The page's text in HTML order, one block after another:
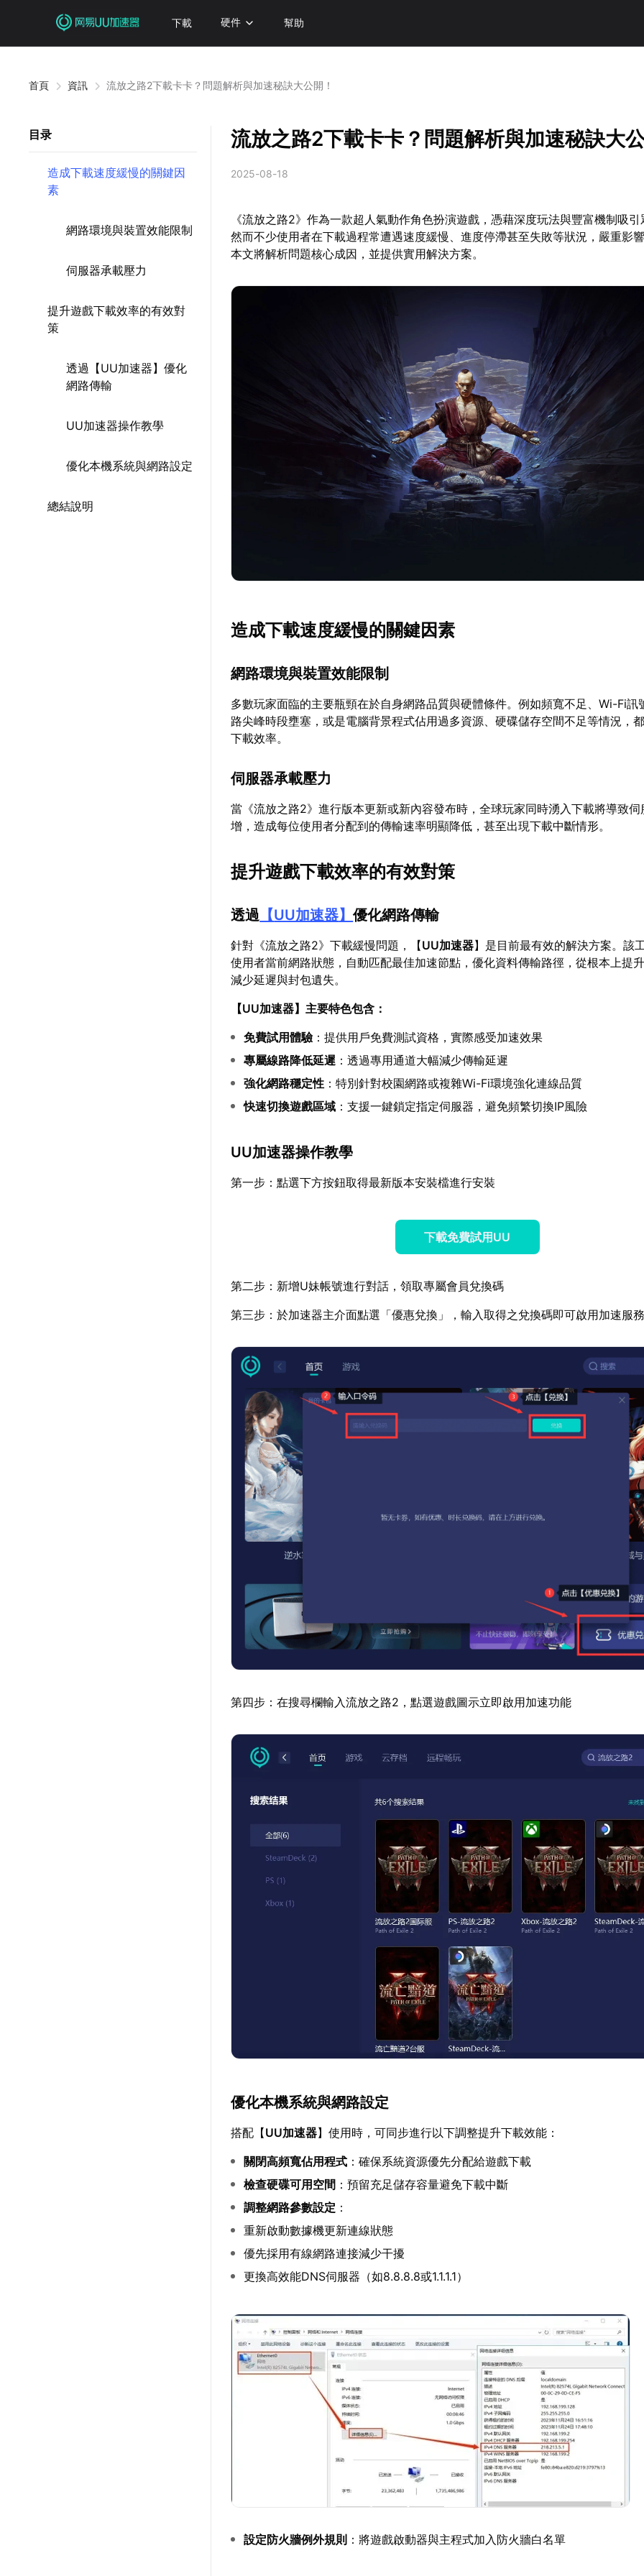
下載 硬件 幫助
首頁 資訊 流放之路2下載卡卡？問題解析與加速秘訣大公開！
目录
造成下載速度緩慢的關鍵因
素
網路環境與裝置效能限制
伺服器承載壓力
提升遊戲下載效率的有效對
策
透過【UU加速器】優化
網路傳輸
UU加速器操作教學
優化本機系統與網路設定
總結說明
流放之路2下載卡卡？問題解析與加速秘訣大
2025-08-18
《流放之路2》作為一款超人氣動作角色扮演遊戲，憑藉深度玩法與豐富機制吸
然而不少使用者在下載過程常遭遇速度緩慢、進度停滯甚至失敗等狀況，嚴重影
本文將解析問題核心成因，並提供實用解決方案。
造成下載速度緩慢的關鍵因素
網路環境與裝置效能限制
多數玩家面臨的主要瓶頸在於自身網路品質與硬體條件。例如頻寬不足、Wi-Fi訊
路尖峰時段壅塞，或是電腦背景程式佔用過多資源、硬碟儲存空間不足等情況，
下載效率。
伺服器承載壓力
當《流放之路2》進行版本更新或新內容發布時，全球玩家同時湧入下載將導致
增，造成每位使用者分配到的傳輸速率明顯降低，甚至出現下載中斷情形。
提升遊戲下載效率的有效對策
透過【UU加速器】優化網路傳輸
針對《流放之路2》下載緩慢問題，【UU加速器】是目前最有效的解決方案。該
使用者當前網路狀態，自動匹配最佳加速節點，優化資料傳輸路徑，從根本上提
減少延遲與封包遺失。
【UU加速器】主要特色包含：
免費試用體驗：提供用戶免費測試資格，實際感受加速效果
專屬線路降低延遲 ：透過專用通道大幅減少傳輸延遲
強化網路穩定性 ：特別針對校園網路或複雜Wi-Fi環境強化連線品質
快速切換遊戲區域 ：支援一鍵鎖定指定伺服器，避免頻繁切換IP風險
UU加速器操作教學
第一步：點選下方按鈕取得最新版本安裝檔進行安裝
下載免費試用UU
第二步：新增U妹帳號進行對話，領取專屬會員兌換碼
第三步：於加速器主介面點選「優惠兌換」，輸入取得之兌換碼即可啟用加速服
第四步：在搜尋欄輸入流放之路2，點選遊戲圖示立即啟用加速功能
優化本機系統與網路設定
搭配【UU加速器】使用時，可同步進行以下調整提升下載效能：
關閉高頻寬佔用程式 ：確保系統資源優先分配給遊戲下載
檢查硬碟可用空間 ：預留充足儲存容量避免下載中斷
調整網路參數設定 ：
重新啟動數據機更新連線狀態
優先採用有線網路連接減少干擾
更換高效能DNS伺服器（如8.8.8.8或1.1.1.1）
設定防火牆例外規則 ：將遊戲啟動器與主程式加入防火牆白名單